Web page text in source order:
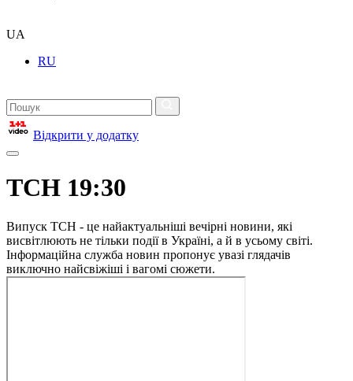
UA
RU
Відкрити у додатку
ТСН 19:30
Випуск ТСН - це найактуальніші вечірні новини, які
висвітлюють не тільки події в Україні, а й в усьому світі.
Інформаційна служба новин пропонує увазі глядачів
виключно найсвіжіші і вагомі сюжети.